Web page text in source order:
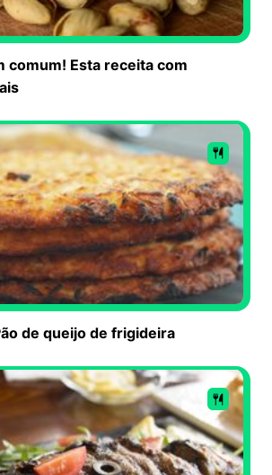
comum! Esta receita com
de queijo de frigideira